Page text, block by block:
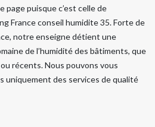
puisque c’est celle de
France conseil humidite 35. Forte de
notre enseigne détient une
de l’humidité des bâtiments, que
récents. Nous pouvons vous
uniquement des services de qualité